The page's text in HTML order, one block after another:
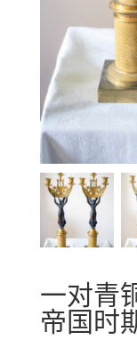
一对青
帝国时